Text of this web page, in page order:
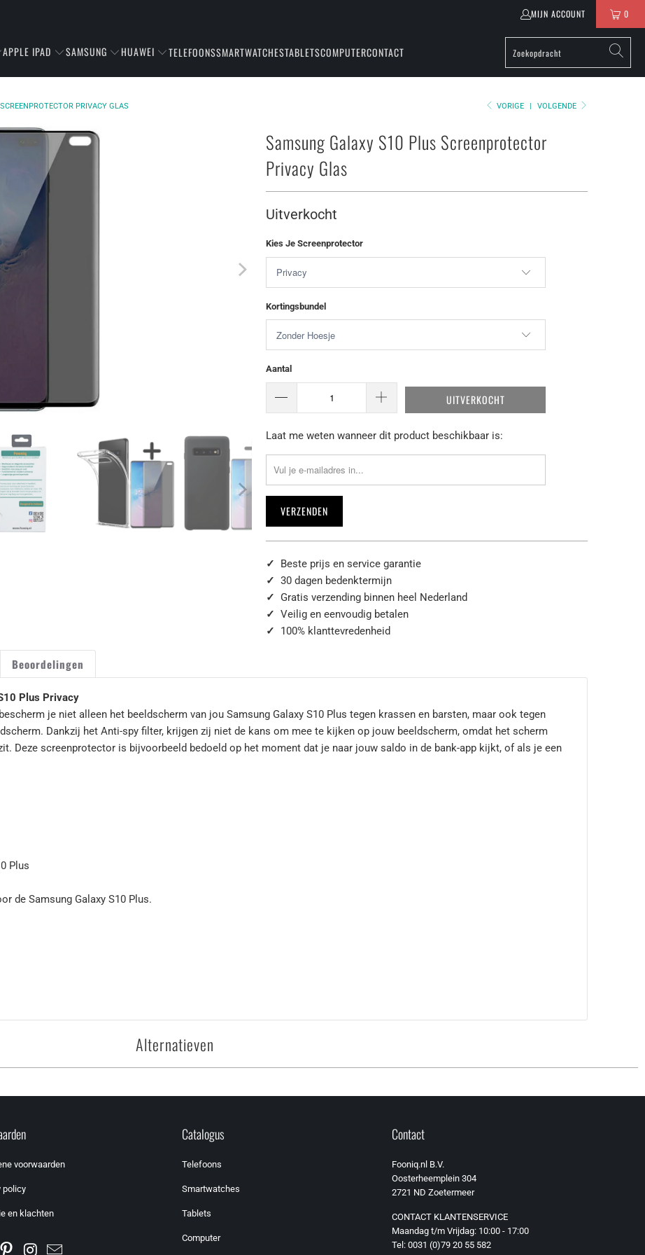
MIJN ACCOUNT 0
APPLE IPAD SAMSUNG HUAWEI TELEFOONSSMARTWATCHESTABLETSCOMPUTERCONTACT
VORIGE | VOLGENDE
PRIVACY GLAS
Samsung Galaxy S10 Plus Screenprotector
Privacy Glas
Uitverkocht
Kies Je Screenprotector
Kortingsbundel
Aantal
UITVERKOCHT
Laat
me
weten
beschikbaar
komt
-
{{
url
Laat me weten wanneer dit product beschikbaar is:
✓ Beste prijs en service garantie
✓ 30 dagen bedenktermijn
✓ Gratis verzending binnen heel Nederland
✓ Veilig en eenvoudig betalen
✓ 100% klanttevredenheid
Plus Privacy
je niet alleen het beeldscherm van jou Samsung Galaxy S10 Plus tegen krassen en barsten, maar ook tegen
Dankzij het Anti-spy filter, krijgen zij niet de kans om mee te kijken op jouw beeldscherm, omdat het scherm
Deze screenprotector is bijvoorbeeld bedoeld op het moment dat je naar jouw saldo in de bank-app kijkt, of als je een
Plus
de Samsung Galaxy S10 Plus.
Beoordelingen
Alternatieven
voorwaarden
policy
en klachten
Catalogus
Telefoons
Smartwatches
Tablets
Computer
Contact
Fooniq.nl B.V.
Oosterheemplein 304
2721 ND Zoetermeer
CONTACT KLANTENSERVICE
Maandag t/m Vrijdag: 10:00 - 17:00
Tel: 0031 (0)79 20 55 582